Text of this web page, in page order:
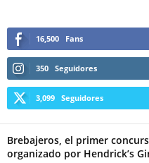
16,500 Fans
350 Seguidores
3,099 Seguidores
Brebajeros, el primer
organizado por Hendrick’s